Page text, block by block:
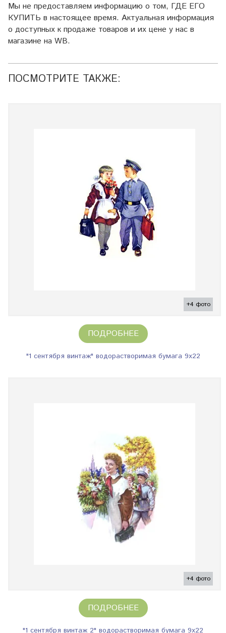
Мы не предоставляем информацию о том, ГДЕ ЕГО
КУПИТЬ в настоящее время. Актуальная информация
о доступных к продаже товаров и их цене у нас в
магазине на WB.
ПОСМОТРИТЕ ТАКЖЕ:
+4 фото
ПОДРОБНЕЕ
"1 сентября винтаж" водорастворимая бумага 9х22
+4 фото
ПОДРОБНЕЕ
"1 сентября винтаж 2" водорастворимая бумага 9х22